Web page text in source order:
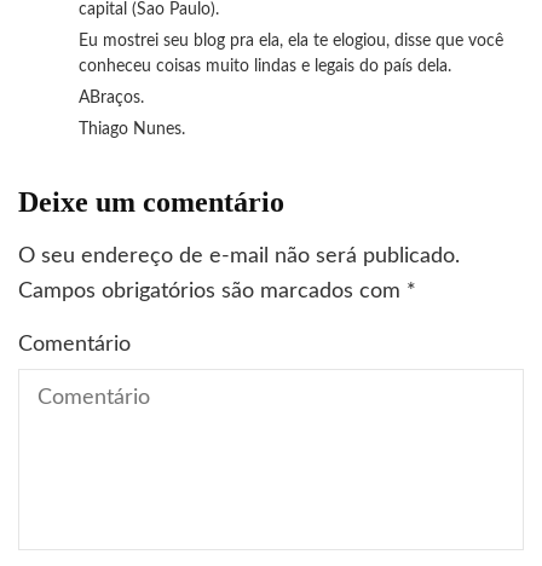
capital (Sao Paulo).
Eu mostrei seu blog pra ela, ela te elogiou, disse que você
conheceu coisas muito lindas e legais do país dela.
ABraços.
Thiago Nunes.
Deixe um comentário
O seu endereço de e-mail não será publicado.
Campos obrigatórios são marcados com *
Comentário